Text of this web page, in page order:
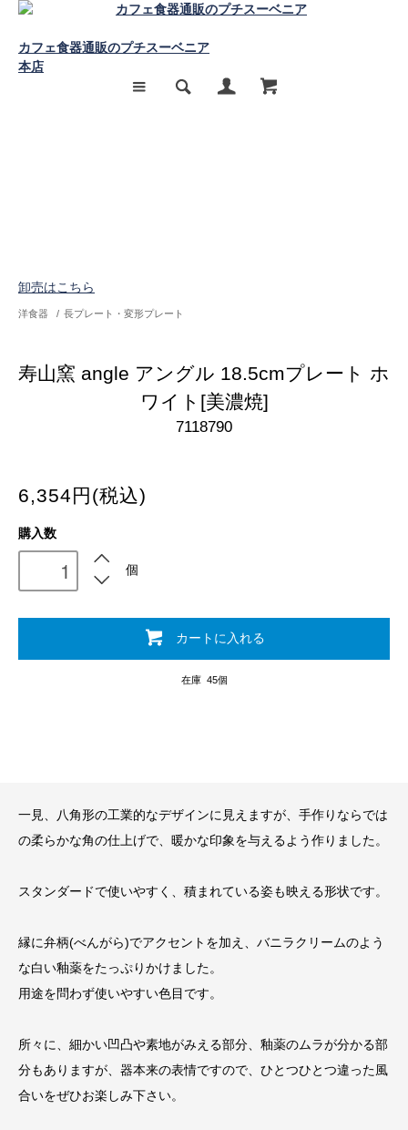
カフェ食器通販のプチスーベニア
本店
卸売はこちら
洋食器 / 長プレート・変形プレート
寿山窯 angle アングル 18.5cmプレート ホ
ワイト[美濃焼]
7118790
6,354円(税込)
購入数
個
カートに入れる
在庫 45個
一見、八角形の工業的なデザインに見えますが、手作りならでは
の柔らかな角の仕上げで、暖かな印象を与えるよう作りました。
スタンダードで使いやすく、積まれている姿も映える形状です。
縁に弁柄(べんがら)でアクセントを加え、バニラクリームのよう
な白い釉薬をたっぷりかけました。
用途を問わず使いやすい色目です。
所々に、細かい凹凸や素地がみえる部分、釉薬のムラが分かる部
分もありますが、器本来の表情ですので、ひとつひとつ違った風
合いをぜひお楽しみ下さい。